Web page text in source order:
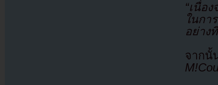
“เนื่อ
ในกา
อย่าง
จาก